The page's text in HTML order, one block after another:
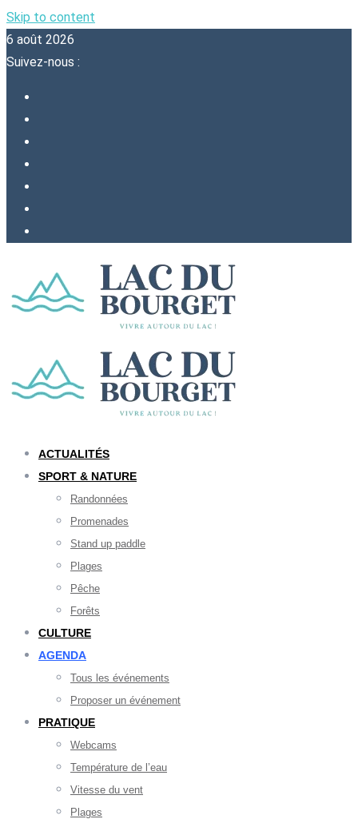
Skip to content
6 août 2026
Suivez-nous :
ACTUALITÉS
SPORT & NATURE
Randonnées
Promenades
Stand up paddle
Plages
Pêche
Forêts
CULTURE
AGENDA
Tous les événements
Proposer un événement
PRATIQUE
Webcams
Température de l’eau
Vitesse du vent
Plages